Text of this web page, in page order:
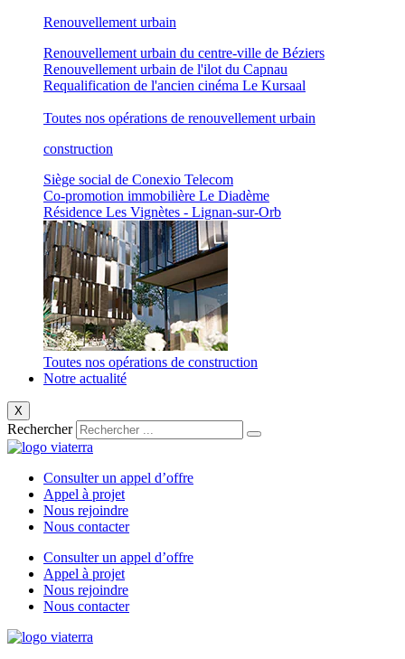
Renouvellement urbain
Renouvellement urbain du centre-ville de Béziers
Renouvellement urbain de l'ilot du Capnau
Requalification de l'ancien cinéma Le Kursaal
Toutes nos opérations de renouvellement urbain
construction
Siège social de Conexio Telecom
Co-promotion immobilière Le Diadème
Résidence Les Vignètes - Lignan-sur-Orb
Toutes nos opérations de construction
Notre actualité
X
Rechercher
Consulter un appel d’offre
Appel à projet
Nous rejoindre
Nous contacter
Consulter un appel d’offre
Appel à projet
Nous rejoindre
Nous contacter